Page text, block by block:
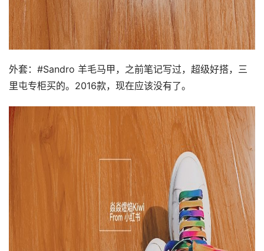
外套：#Sandro 羊毛马甲，之前笔记写过，超级好搭，三
里屯专柜买的。2016款，现在应该没有了。